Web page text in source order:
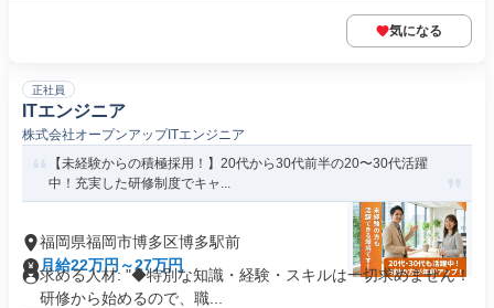
気になる
正社員
ITエンジニア
株式会社オープンアップITエンジニア
【未経験からの積極採用！】20代から30代前半の20〜30代活躍
中！充実した研修制度でキャ...
福岡県福岡市博多区博多駅前
月給22万円～27万円
求める人材: "◆特別な知識・経験・スキルは一切求めません！
研修から始めるので、職...